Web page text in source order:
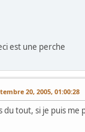
est une perche
20, 2005, 01:00:28
du tout, si je puis